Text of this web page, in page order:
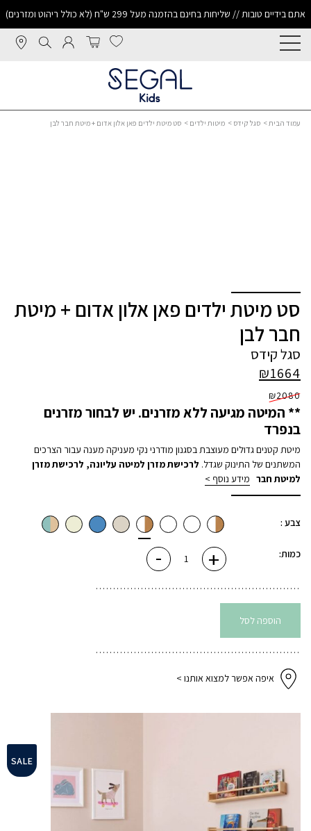
אתם בידיים טובות // שליחות בחינם בהזמנה מעל 299 ש"ח (לא כולל ריהוט ומזרנים)
עמוד הבית> סגל קידס > מיטות ילדים > סט מיטת ילדים פאן אלון אדום + מיטת חבר לבן
SALE
סט מיטת ילדים פאן אלון אדום + מיטת
חבר לבן
סגל קידס
₪1664
₪2080
** המיטה מגיעה ללא מזרנים. יש לבחור מזרנים
בנפרד
מיטת קטנים גדולים מעוצבת בסגנון מודרני נקי מעניקה מענה עבור הצרכים
המשתנים של התינוק שגדל. לרכישת מזרן למיטה עליונה, לרכישת מזרן
למיטת חבר מידע נוסף >
צבע :
כמות: - של
ילדים
+
הוספה לסל
איפה אפשר למצוא אותנו >